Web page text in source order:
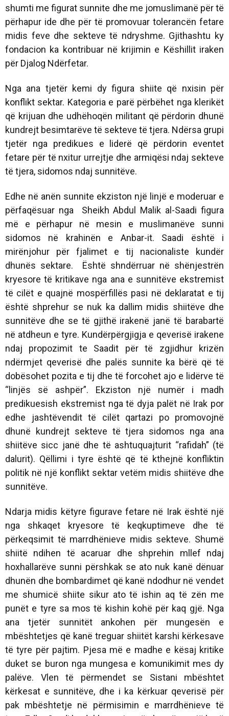
shumti me figurat sunnite dhe me jomuslimanë për të
përhapur ide dhe për të promovuar tolerancën fetare
midis feve dhe sekteve të ndryshme. Gjithashtu ky
fondacion ka kontribuar në krijimin e Këshillit iraken
për Djalog Ndërfetar.
Nga ana tjetër kemi dy figura shiite që nxisin për
konflikt sektar. Kategoria e parë përbëhet nga klerikët
që krijuan dhe udhëhoqën militant që përdorin dhunë
kundrejt besimtarëve të sekteve të tjera. Ndërsa grupi
tjetër nga predikues e liderë që përdorin eventet
fetare për të nxitur urrejtje dhe armiqësi ndaj sekteve
të tjera, sidomos ndaj sunnitëve.
Edhe në anën sunnite ekziston një linjë e moderuar e
përfaqësuar nga Sheikh Abdul Malik al-Saadi figura
më e përhapur në mesin e muslimanëve sunni
sidomos në krahinën e Anbar-it. Saadi është i
mirënjohur për fjalimet e tij nacionaliste kundër
dhunës sektare. Është shndërruar në shënjestrën
kryesore të kritikave nga ana e sunnitëve ekstremist
të cilët e quajnë mospërfillës pasi në deklaratat e tij
është shprehur se nuk ka dallim midis shiitëve dhe
sunnitëve dhe se të gjithë irakenë janë të barabartë
në atdheun e tyre. Kundërpërgjigja e qeverisë irakene
ndaj propozimit te Saadit për të zgjidhur krizën
ndërmjet qeverisë dhe palës sunnite ka bërë që të
dobësohet pozita e tij dhe të forcohet ajo e lidërve të
“linjës së ashpër”. Ekziston një numër i madh
predikuesish ekstremist nga të dyja palët në Irak por
edhe jashtëvendit të cilët qartazi po promovojnë
dhunë kundrejt sekteve të tjera sidomos nga ana
shiitëve sicc janë dhe të ashtuquajturit “rafidah” (të
dalurit). Qëllimi i tyre është që të kthejnë konfliktin
politik në një konflikt sektar vetëm midis shiitëve dhe
sunnitëve.
Ndarja midis këtyre figurave fetare në Irak është një
nga shkaqet kryesore të keqkuptimeve dhe të
përkeqsimit të marrdhënieve midis sekteve. Shumë
shiitë ndihen të acaruar dhe shprehin mllef ndaj
hoxhallarëve sunni përshkak se ato nuk kanë dënuar
dhunën dhe bombardimet që kanë ndodhur në vendet
me shumicë shiite sikur ato të ishin aq të zën me
punët e tyre sa mos të kishin kohë për kaq gjë. Nga
ana tjetër sunnitët ankohen për mungesën e
mbështetjes që kanë treguar shiitët karshi kërkesave
të tyre për pajtim. Pjesa më e madhe e kësaj kritike
duket se buron nga mungesa e komunikimit mes dy
palëve. Vlen të përmendet se Sistani mbështet
kërkesat e sunnitëve, dhe i ka kërkuar qeverisë për
pak mbështetje në përmisimin e marrdhënieve të